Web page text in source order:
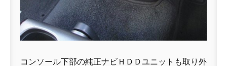
コンソール下部の純正ナビＨＤＤユニットも取り外